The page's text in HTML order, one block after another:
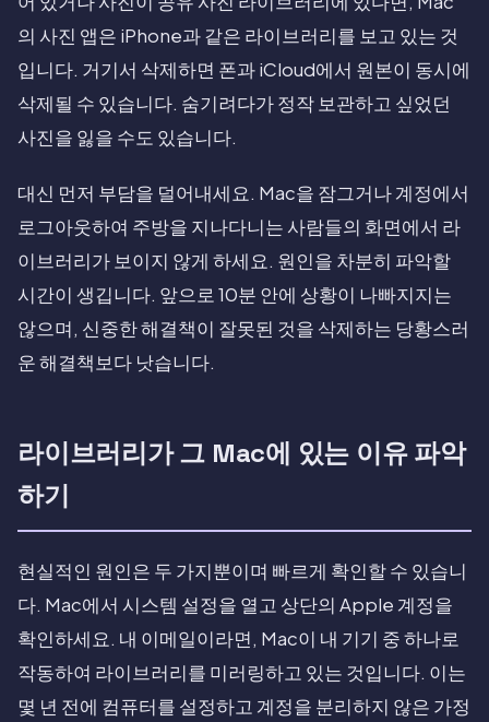
의 사진 앱은 iPhone과 같은 라이브러리를 보고 있는 것
입니다. 거기서 삭제하면 폰과 iCloud에서 원본이 동시에
삭제될 수 있습니다. 숨기려다가 정작 보관하고 싶었던
사진을 잃을 수도 있습니다.
대신 먼저 부담을 덜어내세요. Mac을 잠그거나 계정에서
로그아웃하여 주방을 지나다니는 사람들의 화면에서 라
이브러리가 보이지 않게 하세요. 원인을 차분히 파악할
시간이 생깁니다. 앞으로 10분 안에 상황이 나빠지지는
않으며, 신중한 해결책이 잘못된 것을 삭제하는 당황스러
운 해결책보다 낫습니다.
라이브러리가 그 Mac에 있는 이유 파악
하기
현실적인 원인은 두 가지뿐이며 빠르게 확인할 수 있습니
다. Mac에서 시스템 설정을 열고 상단의 Apple 계정을
확인하세요. 내 이메일이라면, Mac이 내 기기 중 하나로
작동하여 라이브러리를 미러링하고 있는 것입니다. 이는
몇 년 전에 컴퓨터를 설정하고 계정을 분리하지 않은 가정